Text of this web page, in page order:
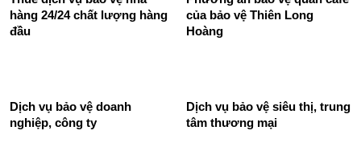
Thuê Dịch Vụ Bảo Vệ Khu
Công Nghiệp 24/24 Tốt
Dịch Vụ Bảo Vệ Cửa Hàng –
Phương Án Đối Phó Với Đối
Tượng Xâm Nhập Từ Bên
Thuê dịch vụ bảo vệ nhà
hàng 24/24 chất lượng hàng
Phương án bảo vệ quán cafe
của bảo vệ Thiên Long